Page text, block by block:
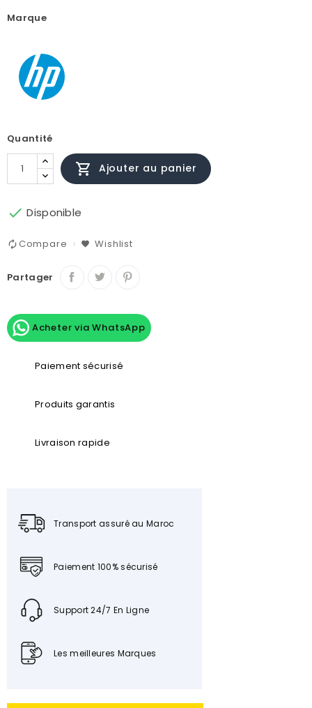
Marque
Quantité
 Ajouter au panier
 Disponible
Compare Wishlist
Partager
Acheter via WhatsApp
Paiement sécurisé
Produits garantis
Livraison rapide
Transport assuré au Maroc
Paiement 100% sécurisé
Support 24/7 En Ligne
Les meilleures Marques